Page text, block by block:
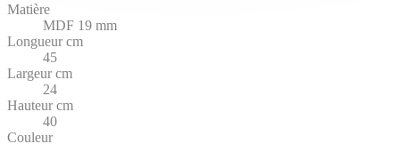
Matière
MDF 19 mm
Longueur cm
45
Largeur cm
24
Hauteur cm
40
Couleur